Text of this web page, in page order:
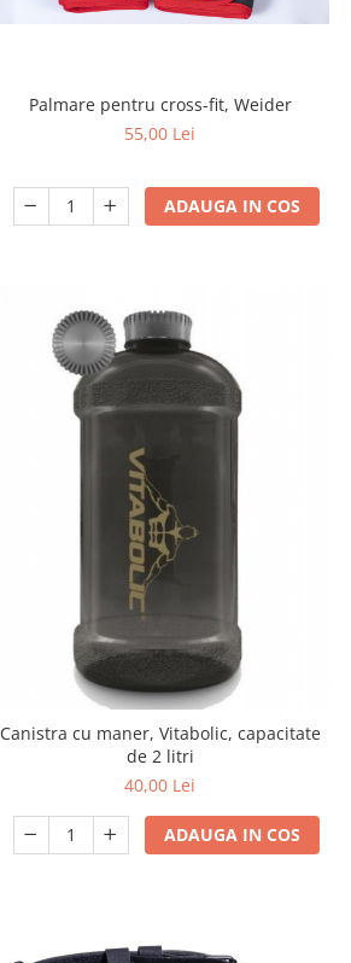
Palmare pentru cross-fit, Weider
55,00 Lei
ADAUGA IN COS
Canistra cu maner, Vitabolic, capacitate
de 2 litri
40,00 Lei
ADAUGA IN COS